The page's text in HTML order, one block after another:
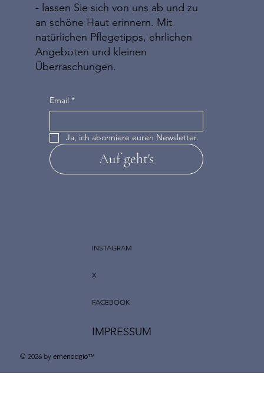
- lassen Sie sich von uns ab und zu
an schöne Haut erinnern. Mit
natürlichen Pflegetipps, ehrlichen
Angeboten und kleinen
Überraschungen.
Email *
Ja, ich abonniere euren Newsletter.
Auf geht's
INSTAGRAM
X
FACEBOOK
IMPRESSUM
© 2026 byemendagio™